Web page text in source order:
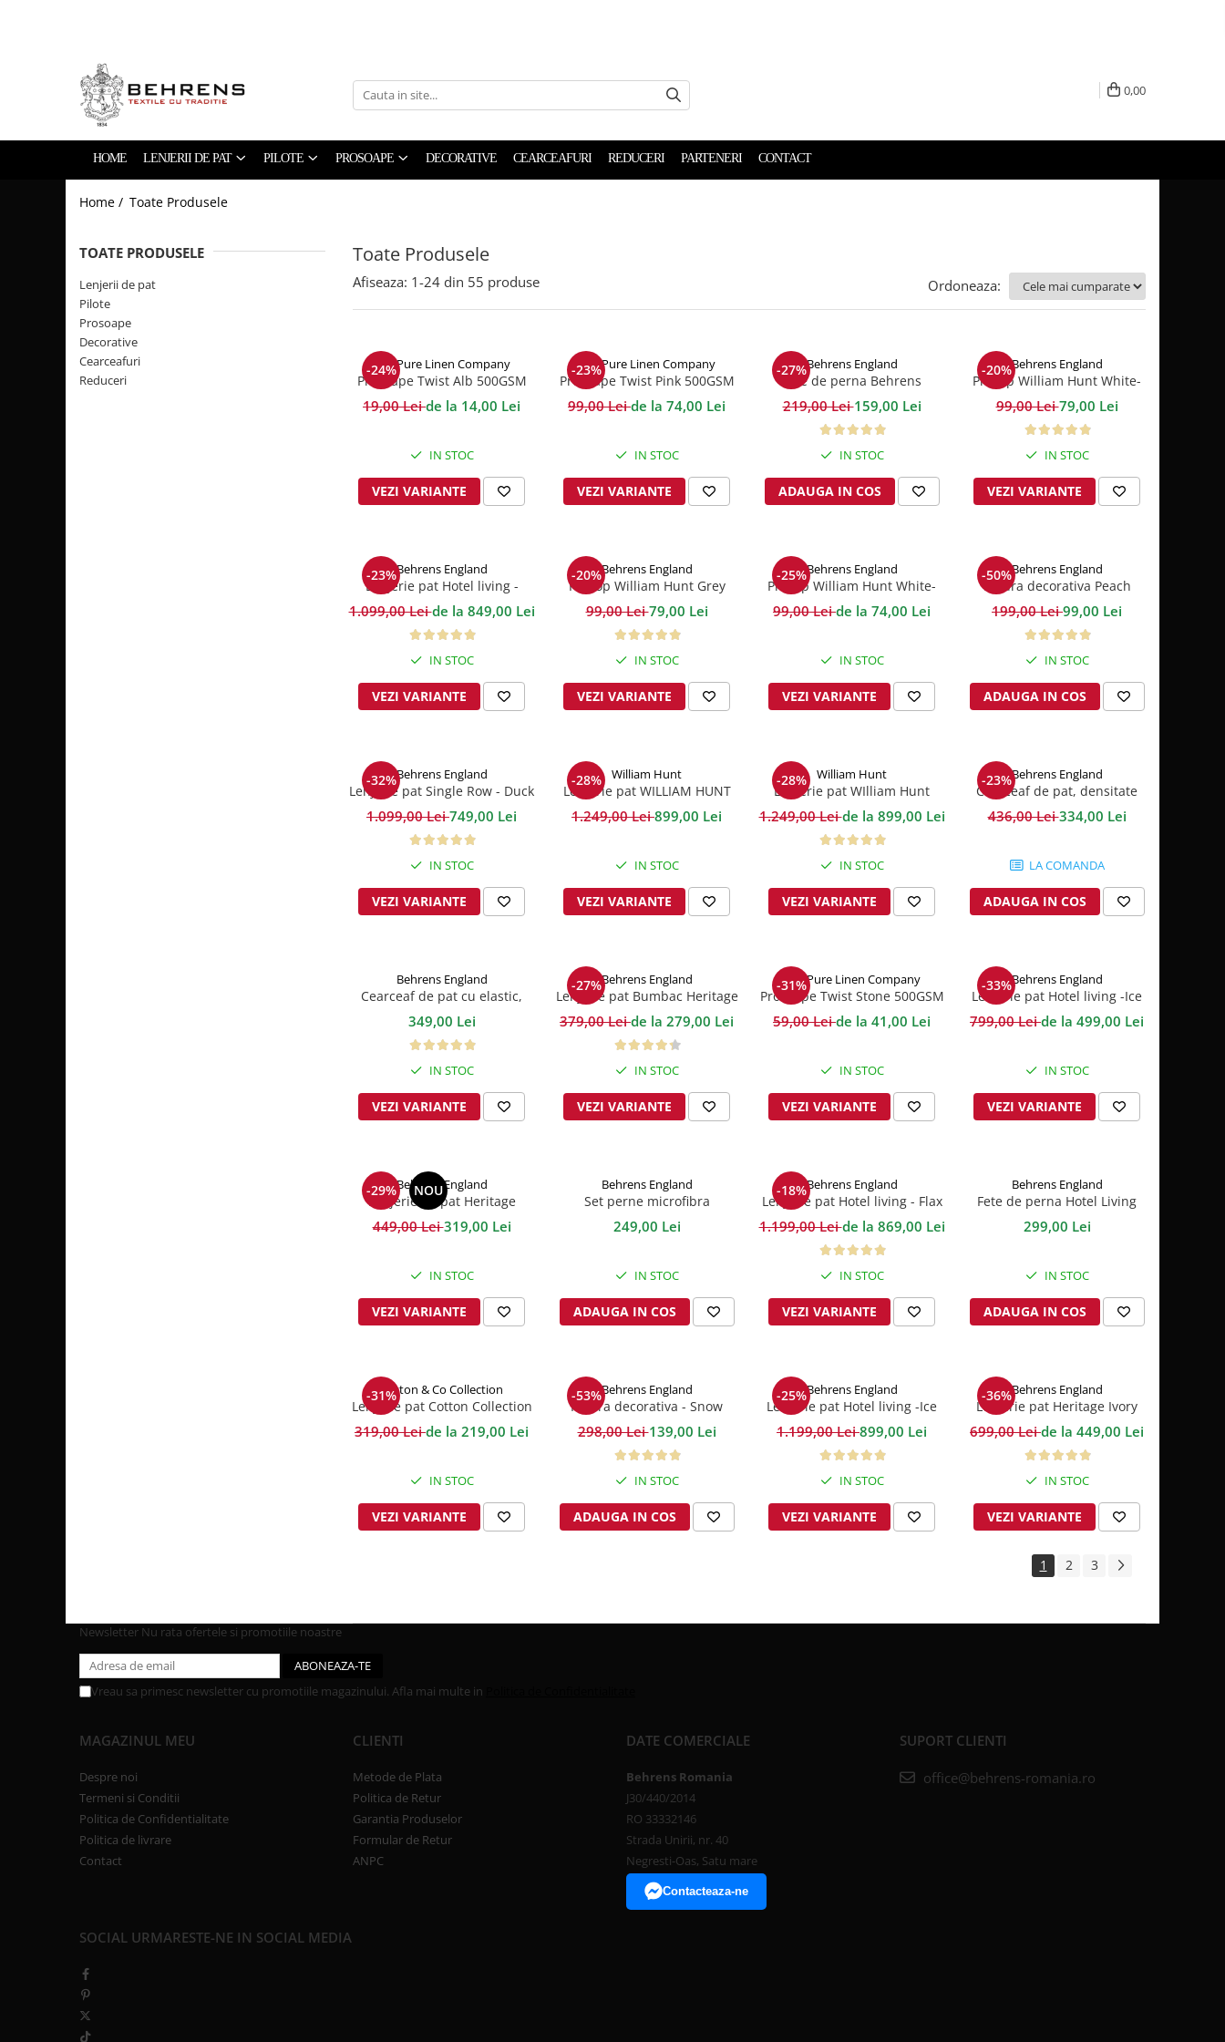
Behrens Be Collection
Lenjerii de pat Premium
Heritage Collection
The Pure Linen Company
William Hunt 600GSM
Zero Twist Collection
0,00
HOME LENJERII DE PAT PILOTE PROSOAPE DECORATIVE CEARCEAFURI REDUCERI PARTENERI CONTACT
Home / Toate Produsele
Toate Produsele
TOATE PRODUSELE
Lenjerii de pat
Pilote
Prosoape
Decorative
Cearceafuri
Reduceri
Afiseaza: 1-24 din 55 produse Ordoneaza:
-24%
The Pure Linen Company
Prosoape Twist Alb 500GSM
19,00 Leide la 14,00 Lei
IN STOC
VEZI VARIANTE
-23%
The Pure Linen Company
Prosoape Twist Pink 500GSM
99,00 Leide la 74,00 Lei
IN STOC
VEZI VARIANTE
-27%Behrens England
Fete de perna Behrens
Heritage densitate 400TC -
Bumbac 100%
219,00 Lei159,00 Lei
IN STOC
ADAUGA IN COS
-20%Behrens England
Prosop William Hunt White-
Grey 600GSM
99,00 Lei79,00 Lei
IN STOC
VEZI VARIANTE
-23%Behrens England
Lenjerie pat Hotel living -
1000TC Alb
1.099,00 Leide la 849,00 Lei
IN STOC
VEZI VARIANTE
-20%Behrens England
Prosop William Hunt Grey
600GSM
99,00 Lei79,00 Lei
IN STOC
VEZI VARIANTE
-25%Behrens England
Prosop William Hunt White-
Navy 600GSM
99,00 Leide la 74,00 Lei
IN STOC
VEZI VARIANTE
-50%Behrens England
Patura decorativa Peach
Lifestyle
199,00 Lei99,00 Lei
IN STOC
ADAUGA IN COS
-32%Behrens England
Lenjerie pat Single Row - Duck
EGG 800TC
1.099,00 Lei749,00 Lei
IN STOC
VEZI VARIANTE
-28% William Hunt
Lenjerie pat WILLIAM HUNT
Savile Row 800TC White Navy
1.249,00 Lei899,00 Lei
IN STOC
VEZI VARIANTE
-28% William Hunt
Lenjerie pat WIlliam Hunt
Motif Corner 600TC
1.249,00 Leide la 899,00 Lei
IN STOC
VEZI VARIANTE
-23%Behrens England
Cearceaf de pat, densitate
1000TC -Ice Grey
436,00 Lei334,00 Lei
LA COMANDA
ADAUGA IN COS
Behrens England
Cearceaf de pat cu elastic,
400TC - Alb
349,00 Lei
IN STOC
VEZI VARIANTE
-27%Behrens England
Lenjerie pat Bumbac Heritage
White 400TC
379,00 Leide la 279,00 Lei
IN STOC
VEZI VARIANTE
-31%
The Pure Linen Company
Prosoape Twist Stone 500GSM
59,00 Leide la 41,00 Lei
IN STOC
VEZI VARIANTE
-33%Behrens England
Lenjerie pat Hotel living -Ice
Grey 600TC
799,00 Leide la 499,00 Lei
IN STOC
VEZI VARIANTE
-29% NOU
Behrens England
Lenjerie de pat Heritage
Collection Celtic Knot
Rose/Pink 400TC
449,00 Lei319,00 Lei
IN STOC
VEZI VARIANTE
Behrens England
Set perne microfibra
Premium-Spa
249,00 Lei
IN STOC
ADAUGA IN COS
-18%Behrens England
Lenjerie pat Hotel living - Flax
1000TC
1.199,00 Leide la 869,00 Lei
IN STOC
VEZI VARIANTE
Behrens England
Fete de perna Hotel Living
1000TC - Flax
299,00 Lei
IN STOC
ADAUGA IN COS
-31%Cotton & Co Collection
Lenjerie pat Cotton Collection
319,00 Leide la 219,00 Lei
IN STOC
VEZI VARIANTE
-53%Behrens England
Patura decorativa - Snow
flakes
298,00 Lei139,00 Lei
IN STOC
ADAUGA IN COS
-25%Behrens England
Lenjerie pat Hotel living -Ice
Grey 1000TC
1.199,00 Lei899,00 Lei
IN STOC
VEZI VARIANTE
-36%Behrens England
Lenjerie pat Heritage Ivory
Bumbac 600TC
699,00 Leide la 449,00 Lei
IN STOC
VEZI VARIANTE
1 2 3
Newsletter Nu rata ofertele si promotiile noastre
Vreau sa primesc newsletter cu promotiile magazinului. Afla mai multe in
MAGAZINUL MEU
Despre noi
Termeni si Conditii
Politica de Confidentialitate
Politica de livrare
Contact
CLIENTI
Metode de Plata
Politica de Retur
Garantia Produselor
Formular de Retur
ANPC
DATE COMERCIALE
Behrens Romania
J30/440/2014
RO 33332146
Strada Unirii, nr. 40
Negresti-Oas, Satu mare
Contacteaza-ne
SUPORT CLIENTI
office@behrens-romania.ro
SOCIAL URMARESTE-NE IN SOCIAL MEDIA